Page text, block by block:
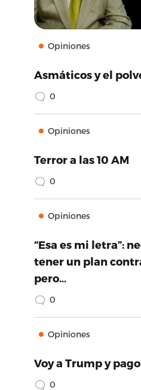
Opiniones
Asmáticos y el
0
Opiniones
Terror a las 10 AM
0
Opiniones
“Esa es mi letra”:
tener un plan
pero…
0
Opiniones
Voy a Trump y
0